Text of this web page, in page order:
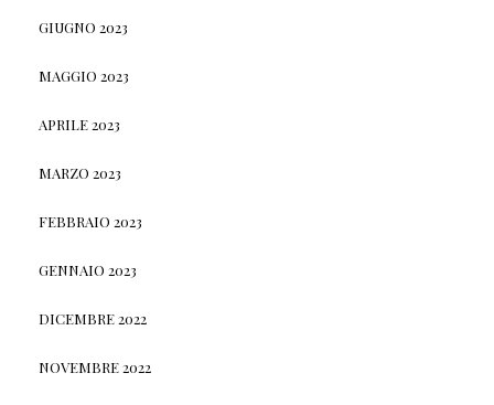
GIUGNO 2023
MAGGIO 2023
APRILE 2023
MARZO 2023
FEBBRAIO 2023
GENNAIO 2023
DICEMBRE 2022
NOVEMBRE 2022